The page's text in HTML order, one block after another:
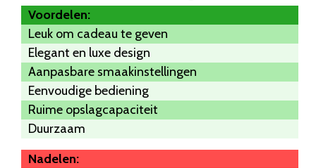
Voordelen:
Leuk om cadeau te geven
Elegant en luxe design
Aanpasbare smaakinstellingen
Eenvoudige bediening
Ruime opslagcapaciteit
Duurzaam
Nadelen: